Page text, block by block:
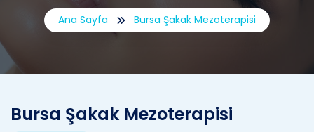
Ana Sayfa Bursa Şakak Mezoterapisi
Bursa Şakak Mezoterapisi